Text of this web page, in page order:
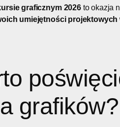
graficznym 2026to okazja
umiejętności
grafików?